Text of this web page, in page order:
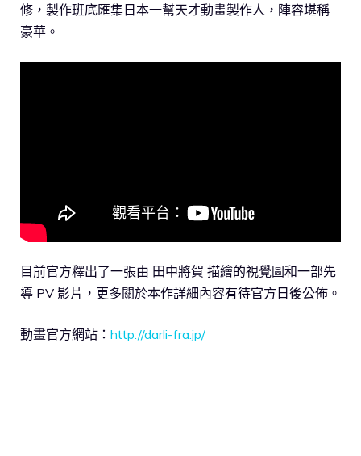
修，製作班底匯集日本一幫天才動畫製作人，陣容堪稱
豪華。
目前官方釋出了一張由 田中將賀 描繪的視覺圖和一部先
導 PV 影片，更多關於本作詳細內容有待官方日後公佈。
動畫官方網站： http://darli-fra.jp/